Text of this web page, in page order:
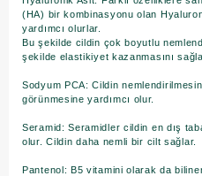
(HA) bir kombinasyonu olan
yardımcı olurlar.
Bu şekilde cildin çok boyutlu
şekilde elastikiyet kazanmasını
Sodyum PCA: Cildin
görünmesine yardımcı olur.
Seramid: Seramidler cildin en dış
olur. Cildin daha nemli bir cilt sağlar.
Pantenol: B5 vitamini olarak da